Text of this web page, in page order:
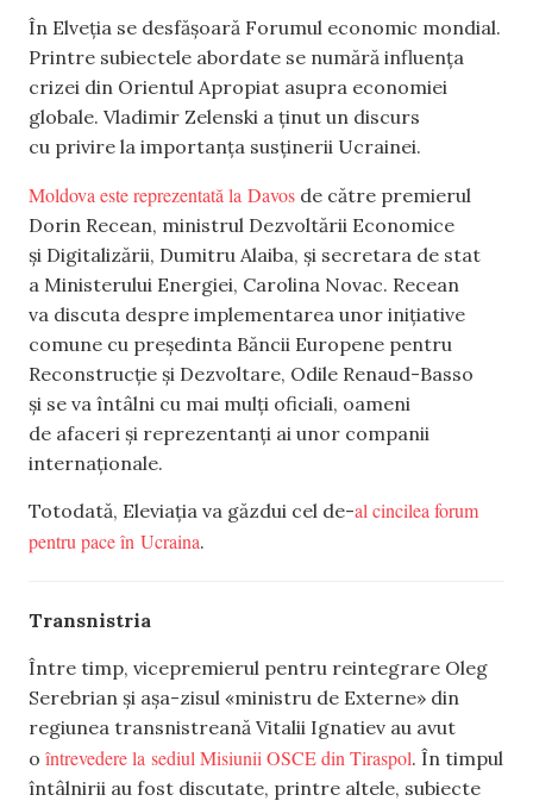
În Elveția se desfășoară Forumul economic mondial.
Printre subiectele abordate se numără influența
crizei din Orientul Apropiat asupra economiei
globale. Vladimir Zelenski a ținut un discurs
cu privire la importanța susținerii Ucrainei.
Moldova este reprezentată la Davos de către premierul
Dorin Recean, ministrul Dezvoltării Economice
și Digitalizării, Dumitru Alaiba, și secretara de stat
a Ministerului Energiei, Carolina Novac. Recean
va discuta despre implementarea unor inițiative
comune cu președinta Băncii Europene pentru
Reconstrucție și Dezvoltare, Odile Renaud-Basso
și se va întâlni cu mai mulți oficiali, oameni
de afaceri și reprezentanți ai unor companii
internaționale.
Totodată, Eleviația va găzdui cel de-al cincilea forum
pentru pace în Ucraina.
Transnistria
Între timp, vicepremierul pentru reintegrare Oleg
Serebrian și așa-zisul «ministru de Externe» din
regiunea transnistreană Vitalii Ignatiev au avut
o întrevedere la sediul Misiunii OSCE din Tiraspol. În timpul
întâlnirii au fost discutate, printre altele, subiecte